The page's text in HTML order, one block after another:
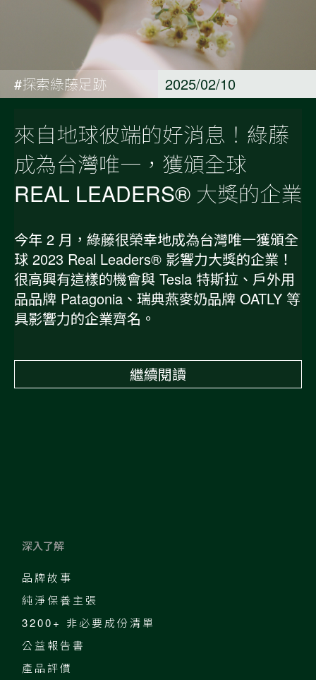
#探索綠藤足跡 2025/02/10
來自地球彼端的好消息！綠藤
成為台灣唯一，獲頒全球
REAL LEADERS® 大獎的企業
今年 2 月，綠藤很榮幸地成為台灣唯一獲頒全
球 2023 Real Leaders® 影響力大獎的企業！
很高興有這樣的機會與 Tesla 特斯拉、戶外用
品品牌 Patagonia、瑞典燕麥奶品牌 OATLY 等
具影響力的企業齊名。
繼續閱讀
深入了解
品牌故事
純淨保養主張
3200+ 非必要成份清單
公益報告書
產品評價